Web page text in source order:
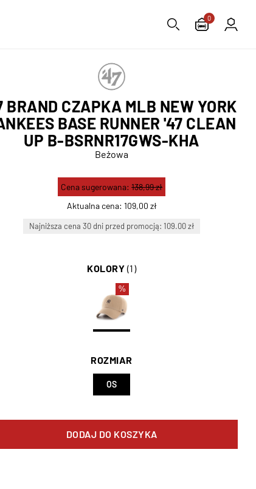
0
BRAND CZAPKA MLB NEW YORK
BASE RUNNER '47 CLEAN
UP B-BSRNR17GWS-KHA
Beżowa
Aktualna cena: 109,00 zł
Cena sugerowana:138,99 zł
Najniższa cena 30 dni przed promocją: 109.00 zł
KOLORY (1)
%
ROZMIAR
OS
DODAJ DO KOSZYKA